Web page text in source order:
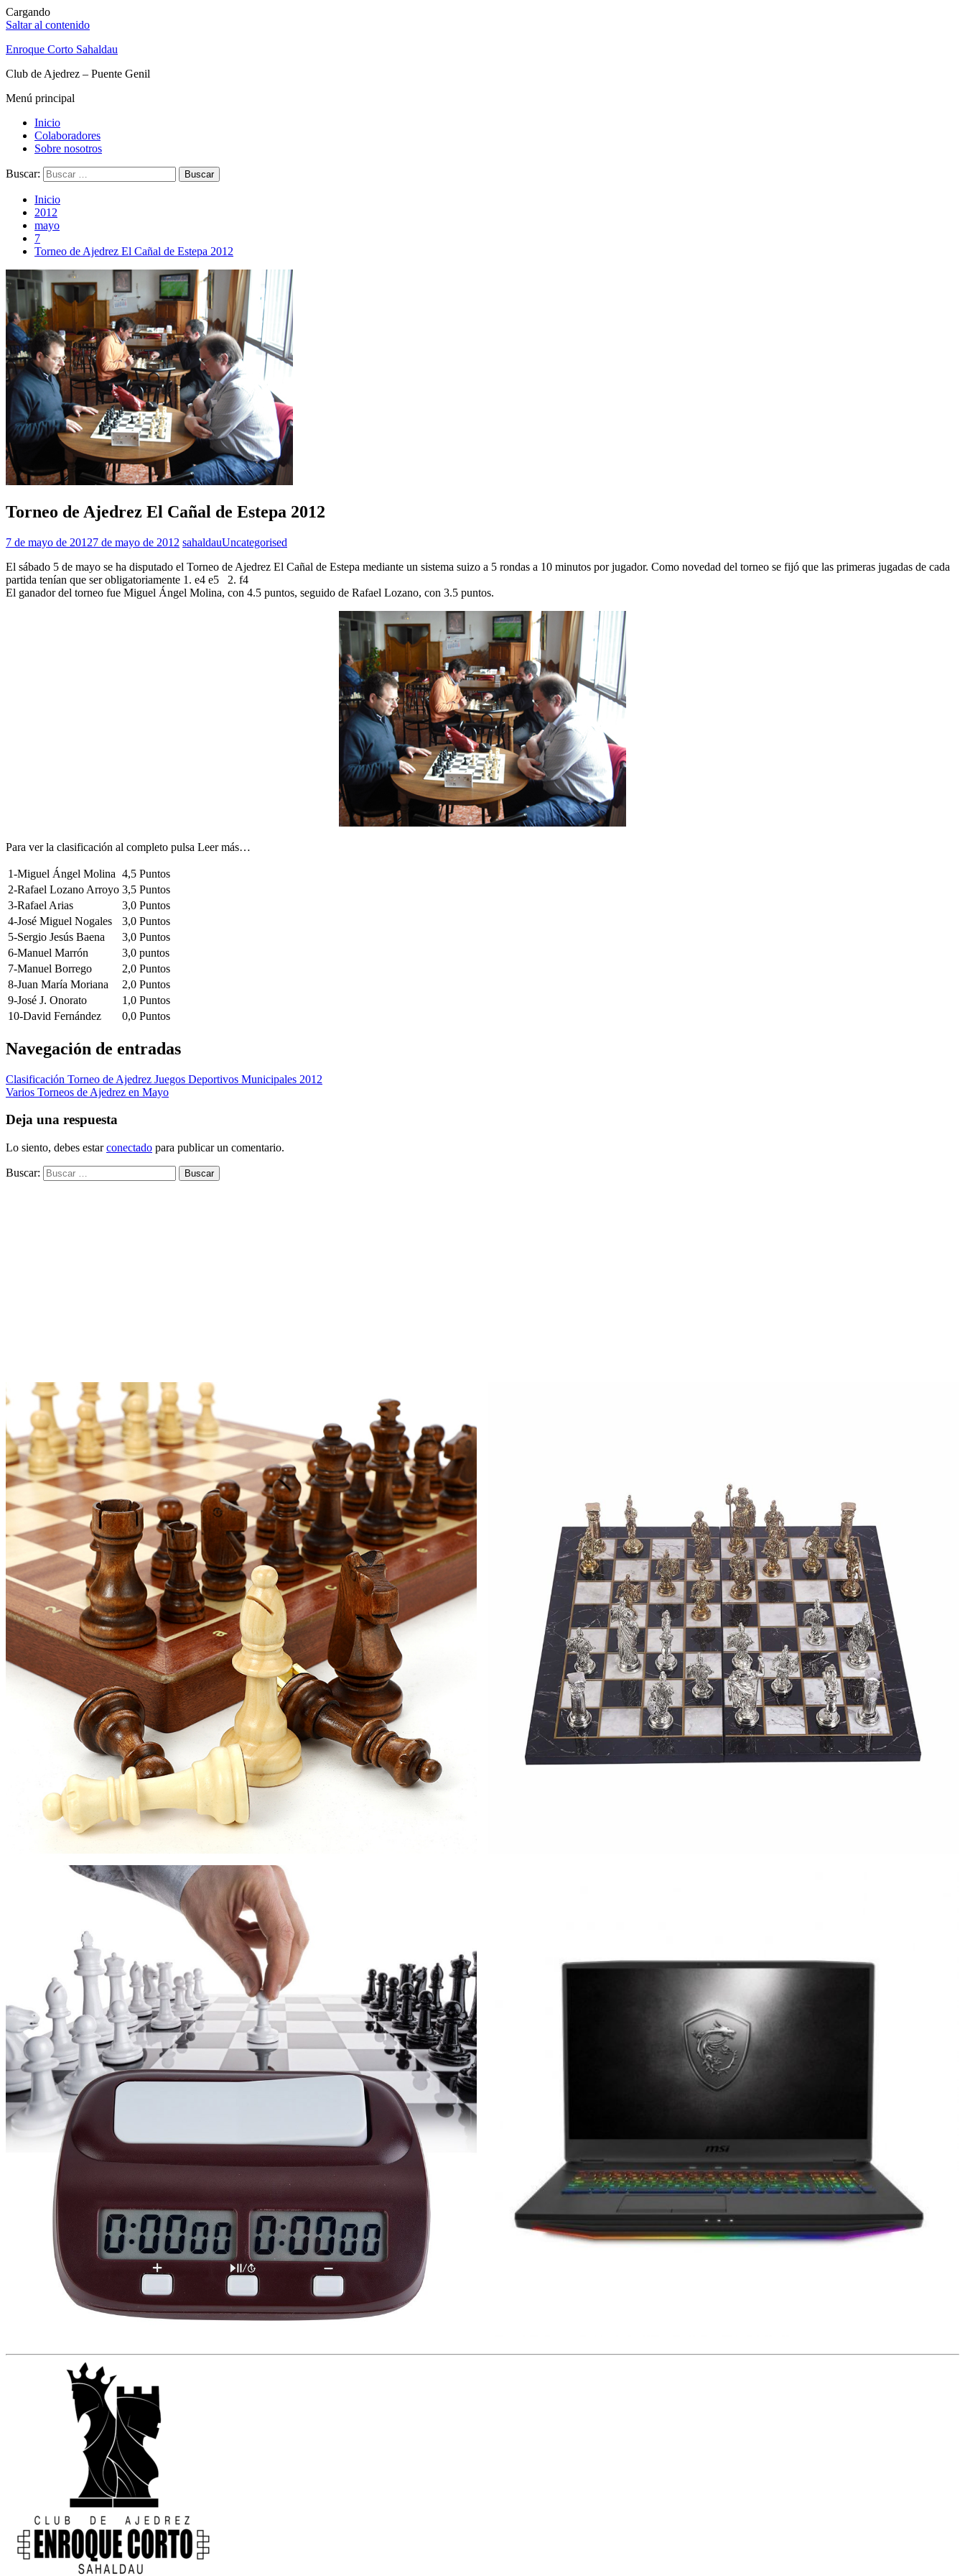
Cargando
Saltar al contenido
Enroque Corto Sahaldau
Club de Ajedrez – Puente Genil
Menú principal
Inicio
Colaboradores
Sobre nosotros
Buscar:
Inicio
2012
mayo
7
Torneo de Ajedrez El Cañal de Estepa 2012
Torneo de Ajedrez El Cañal de Estepa 2012
7 de mayo de 20127 de mayo de 2012 sahaldauUncategorised
El sábado 5 de mayo se ha disputado el Torneo de Ajedrez El Cañal de Estepa mediante un sistema suizo a 5 rondas a 10 minutos por jugador. Como novedad del torneo se fijó que las primeras jugadas de cada
partida tenían que ser obligatoriamente 1. e4 e5 2. f4
El ganador del torneo fue Miguel Ángel Molina, con 4.5 puntos, seguido de Rafael Lozano, con 3.5 puntos.
Para ver la clasificación al completo pulsa Leer más…
1-Miguel Ángel Molina 4,5 Puntos
2-Rafael Lozano Arroyo 3,5 Puntos
3-Rafael Arias
3,0 Puntos
4-José Miguel Nogales
3,0 Puntos
5-Sergio Jesús Baena
3,0 Puntos
6-Manuel Marrón
3,0 puntos
7-Manuel Borrego
2,0 Puntos
8-Juan María Moriana
2,0 Puntos
9-José J. Onorato
1,0 Puntos
10-David Fernández
0,0 Puntos
Navegación de entradas
Clasificación Torneo de Ajedrez Juegos Deportivos Municipales 2012
Varios Torneos de Ajedrez en Mayo
Deja una respuesta
Lo siento, debes estarconectado para publicar un comentario.
Buscar: